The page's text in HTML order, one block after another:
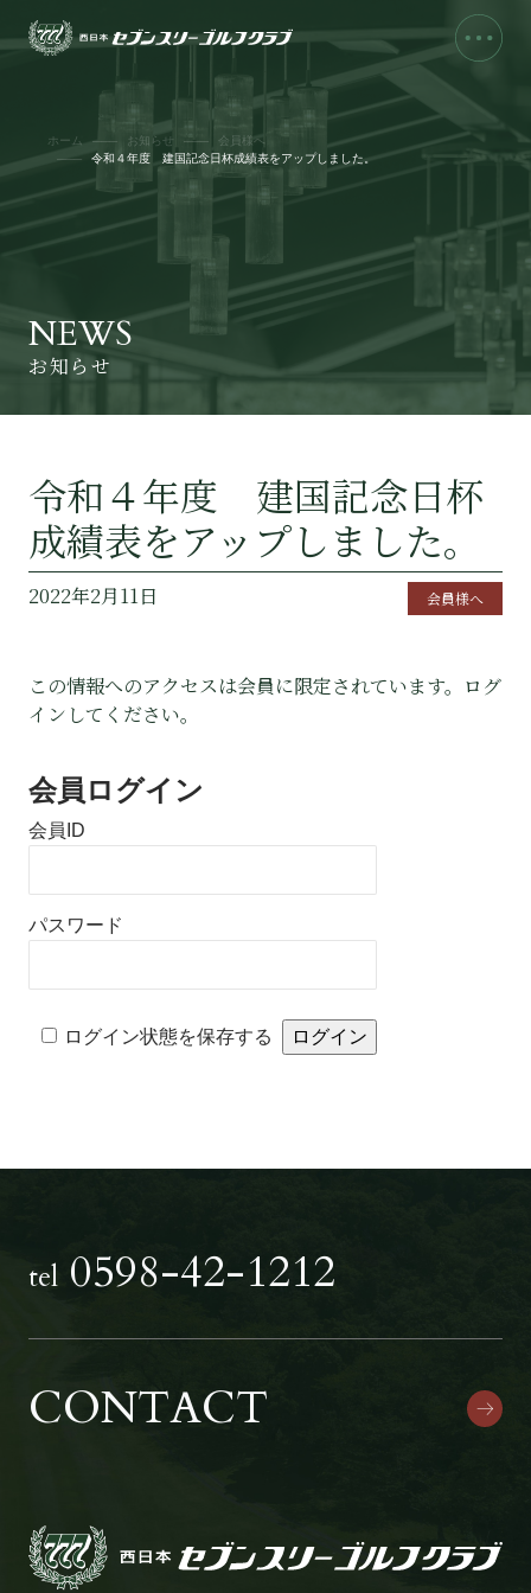
NEWS
お知らせ
ホーム お知らせ
会員様へ
令和４年度 建国記念日杯成績表をアップしました。
令和４年度 建国記念日杯
成績表をアップしました。
2022年2月11日 会員様へ
この情報へのアクセスは会員に限定されています。ログ
インしてください。
会員ログイン
会員ID
パスワード
ログイン状態を保存する
tel 0598-42-1212
CONTACT